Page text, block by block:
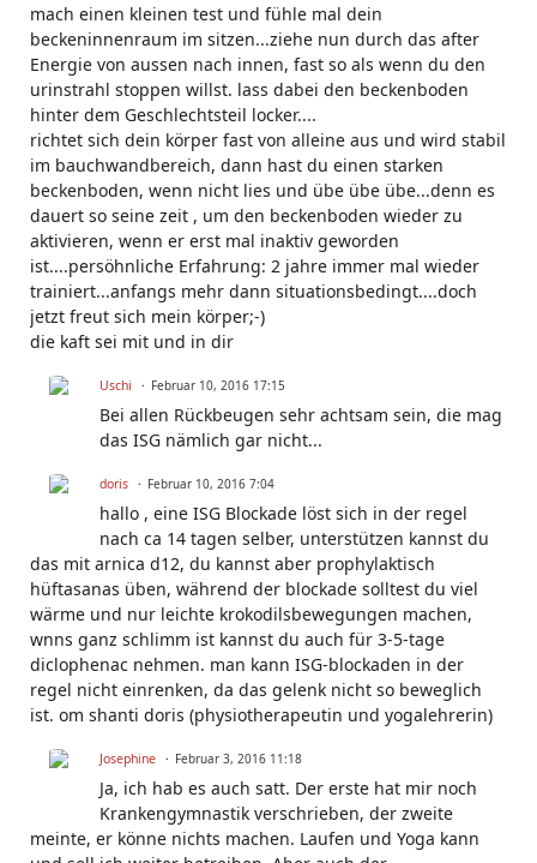
mach einen kleinen test und fühle mal dein
beckeninnenraum im sitzen...ziehe nun durch das after
Energie von aussen nach innen, fast so als wenn du den
urinstrahl stoppen willst. lass dabei den beckenboden
hinter dem Geschlechtsteil locker....
richtet sich dein körper fast von alleine aus und wird stabil
im bauchwandbereich, dann hast du einen starken
beckenboden, wenn nicht lies und übe übe übe...denn es
dauert so seine zeit , um den beckenboden wieder zu
aktivieren, wenn er erst mal inaktiv geworden
ist....persöhnliche Erfahrung: 2 jahre immer mal wieder
trainiert...anfangs mehr dann situationsbedingt....doch
jetzt freut sich mein körper;-)
die kaft sei mit und in dir
Uschi Februar 10, 2016 17:15
Bei allen Rückbeugen sehr achtsam sein, die mag
das ISG nämlich gar nicht...
doris Februar 10, 2016 7:04
hallo , eine ISG Blockade löst sich in der regel
nach ca 14 tagen selber, unterstützen kannst du
das mit arnica d12, du kannst aber prophylaktisch
hüftasanas üben, während der blockade solltest du viel
wärme und nur leichte krokodilsbewegungen machen,
wnns ganz schlimm ist kannst du auch für 3-5-tage
diclophenac nehmen. man kann ISG-blockaden in der
regel nicht einrenken, da das gelenk nicht so beweglich
ist. om shanti doris (physiotherapeutin und yogalehrerin)
Josephine Februar 3, 2016 11:18
Ja, ich hab es auch satt. Der erste hat mir noch
Krankengymnastik verschrieben, der zweite
meinte, er könne nichts machen. Laufen und Yoga kann